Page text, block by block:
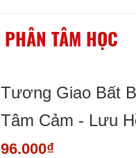
PHÂN TÂM HỌC
Tương Giao Bất
Tâm Cảm - Lưu
96.000₫